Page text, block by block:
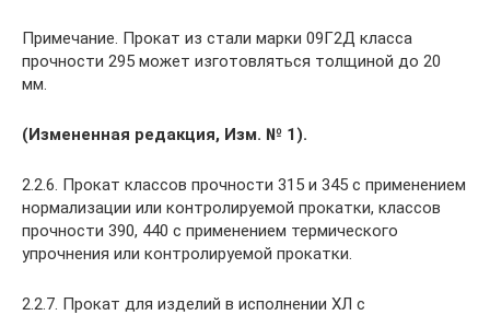
Примечание. Прокат из стали марки 09Г2Д класса
прочности 295 может изготовляться толщиной до 20
мм.
(Измененная редакция, Изм. № 1).
2.2.6. Прокат классов прочности 315 и 345 с применением
нормализации или контролируемой прокатки, классов
прочности 390, 440 с применением термического
упрочнения или контролируемой прокатки.
2.2.7. Прокат для изделий в исполнении ХЛ с